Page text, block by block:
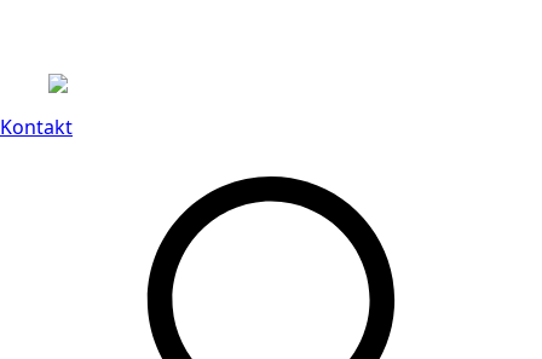
Kontakt